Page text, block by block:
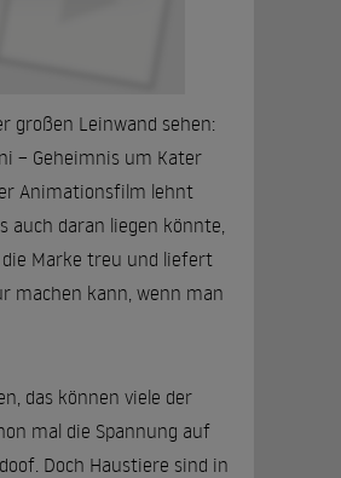
großen Leinwand sehen:
– Geheimnis um Kater
Animationsfilm lehnt
auch daran liegen könnte,
Marke treu und liefert
machen kann, wenn man
das können viele der
mal die Spannung auf
Doch Haustiere sind in